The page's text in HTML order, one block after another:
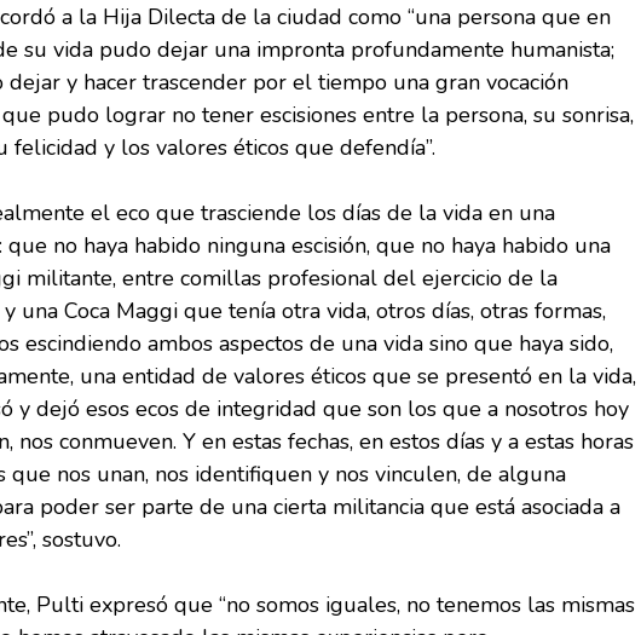
a la Hija Dilecta de la ciudad como “una persona que en
su vida pudo dejar una impronta profundamente humanista;
y hacer trascender por el tiempo una gran vocación
pudo lograr no tener escisiones entre la persona, su sonrisa,
felicidad y los valores éticos que defendía”.
el eco que trasciende los días de la vida en una
que no haya habido ninguna escisión, que no haya habido una
militante, entre comillas profesional del ejercicio de la
una Coca Maggi que tenía otra vida, otros días, otras formas,
escindiendo ambos aspectos de una vida sino que haya sido,
una entidad de valores éticos que se presentó en la vida,
y dejó esos ecos de integridad que son los que a nosotros hoy
nos conmueven. Y en estas fechas, en estos días y a estas horas
que nos unan, nos identifiquen y nos vinculen, de alguna
poder ser parte de una cierta militancia que está asociada a
sostuvo.
Pulti expresó que “no somos iguales, no tenemos las mismas